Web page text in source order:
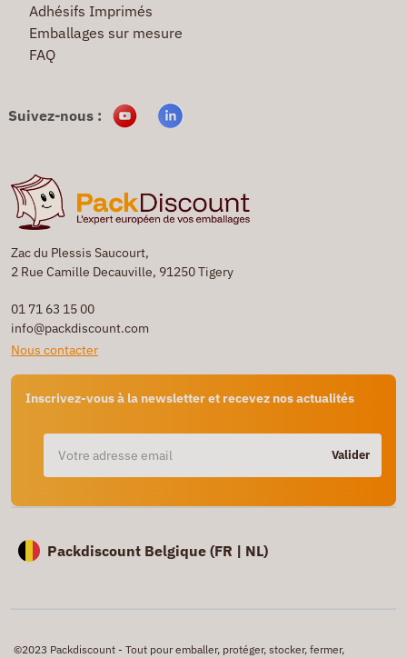
Zac du Plessis Saucourt,
2 Rue Camille Decauville, 91250 Tigery
01 71 63 15 00
info@packdiscount.com
Nous contacter
Inscrivez-vous à la newsletter et recevez nos actualités
Valider
Adhésifs Imprimés
Emballages sur mesure
FAQ
Suivez-nous :
Packdiscount Belgique (FR | NL)
©2023 Packdiscount - Tout pour emballer, protéger, stocker, fermer,